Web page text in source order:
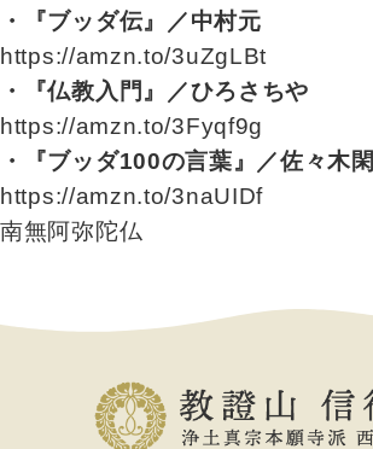
・『ブッダ伝』／中村元
https://amzn.to/3uZgLBt
・『仏教入門』／ひろさちや
https://amzn.to/3Fyqf9g
・『ブッダ100の言葉』／佐々木閑
https://amzn.to/3naUIDf
南無阿弥陀仏